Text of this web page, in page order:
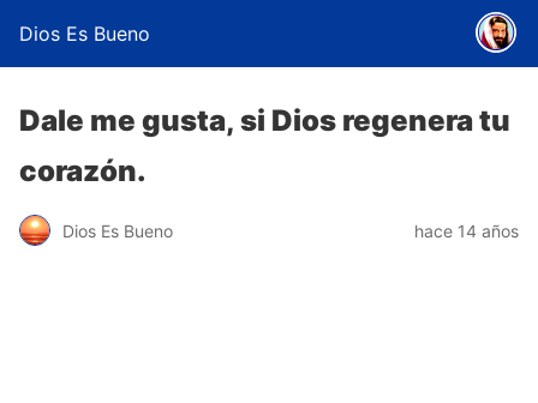
Dios Es Bueno
Dale me gusta, si Dios regenera tu
corazón.
Dios Es Bueno hace 14 años